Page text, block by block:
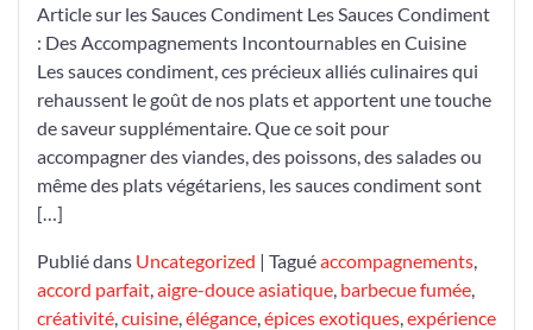
des
Sauces
Condiment
:
Sublimez
Vos
Plats
Simplicité
Article sur les Sauces Condiment Les Sauces Condiment
: Des Accompagnements Incontournables en Cuisine
Les sauces condiment, ces précieux alliés culinaires qui
rehaussent le goût de nos plats et apportent une touche
de saveur supplémentaire. Que ce soit pour
accompagner des viandes, des poissons, des salades ou
même des plats végétariens, les sauces condiment sont
[…]
Publié dans Uncategorized | Taguéaccompagnements,
accord parfait,aigre-douce asiatique, barbecue fumée,
créativité,cuisine,élégance,épices exotiques,expérience